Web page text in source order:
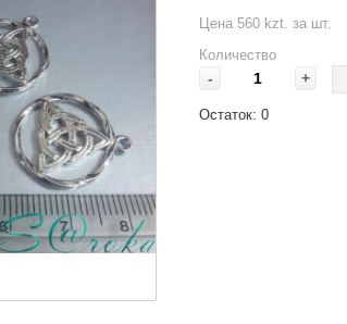
Цена 560 kzt. за шт.
Количество
- +
Остаток:0